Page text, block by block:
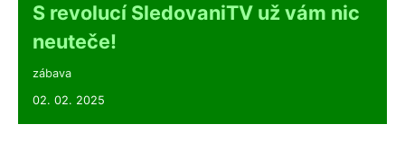
S revolucí SledovaniTV už vám nic
neuteče!
zábava
02. 02. 2025